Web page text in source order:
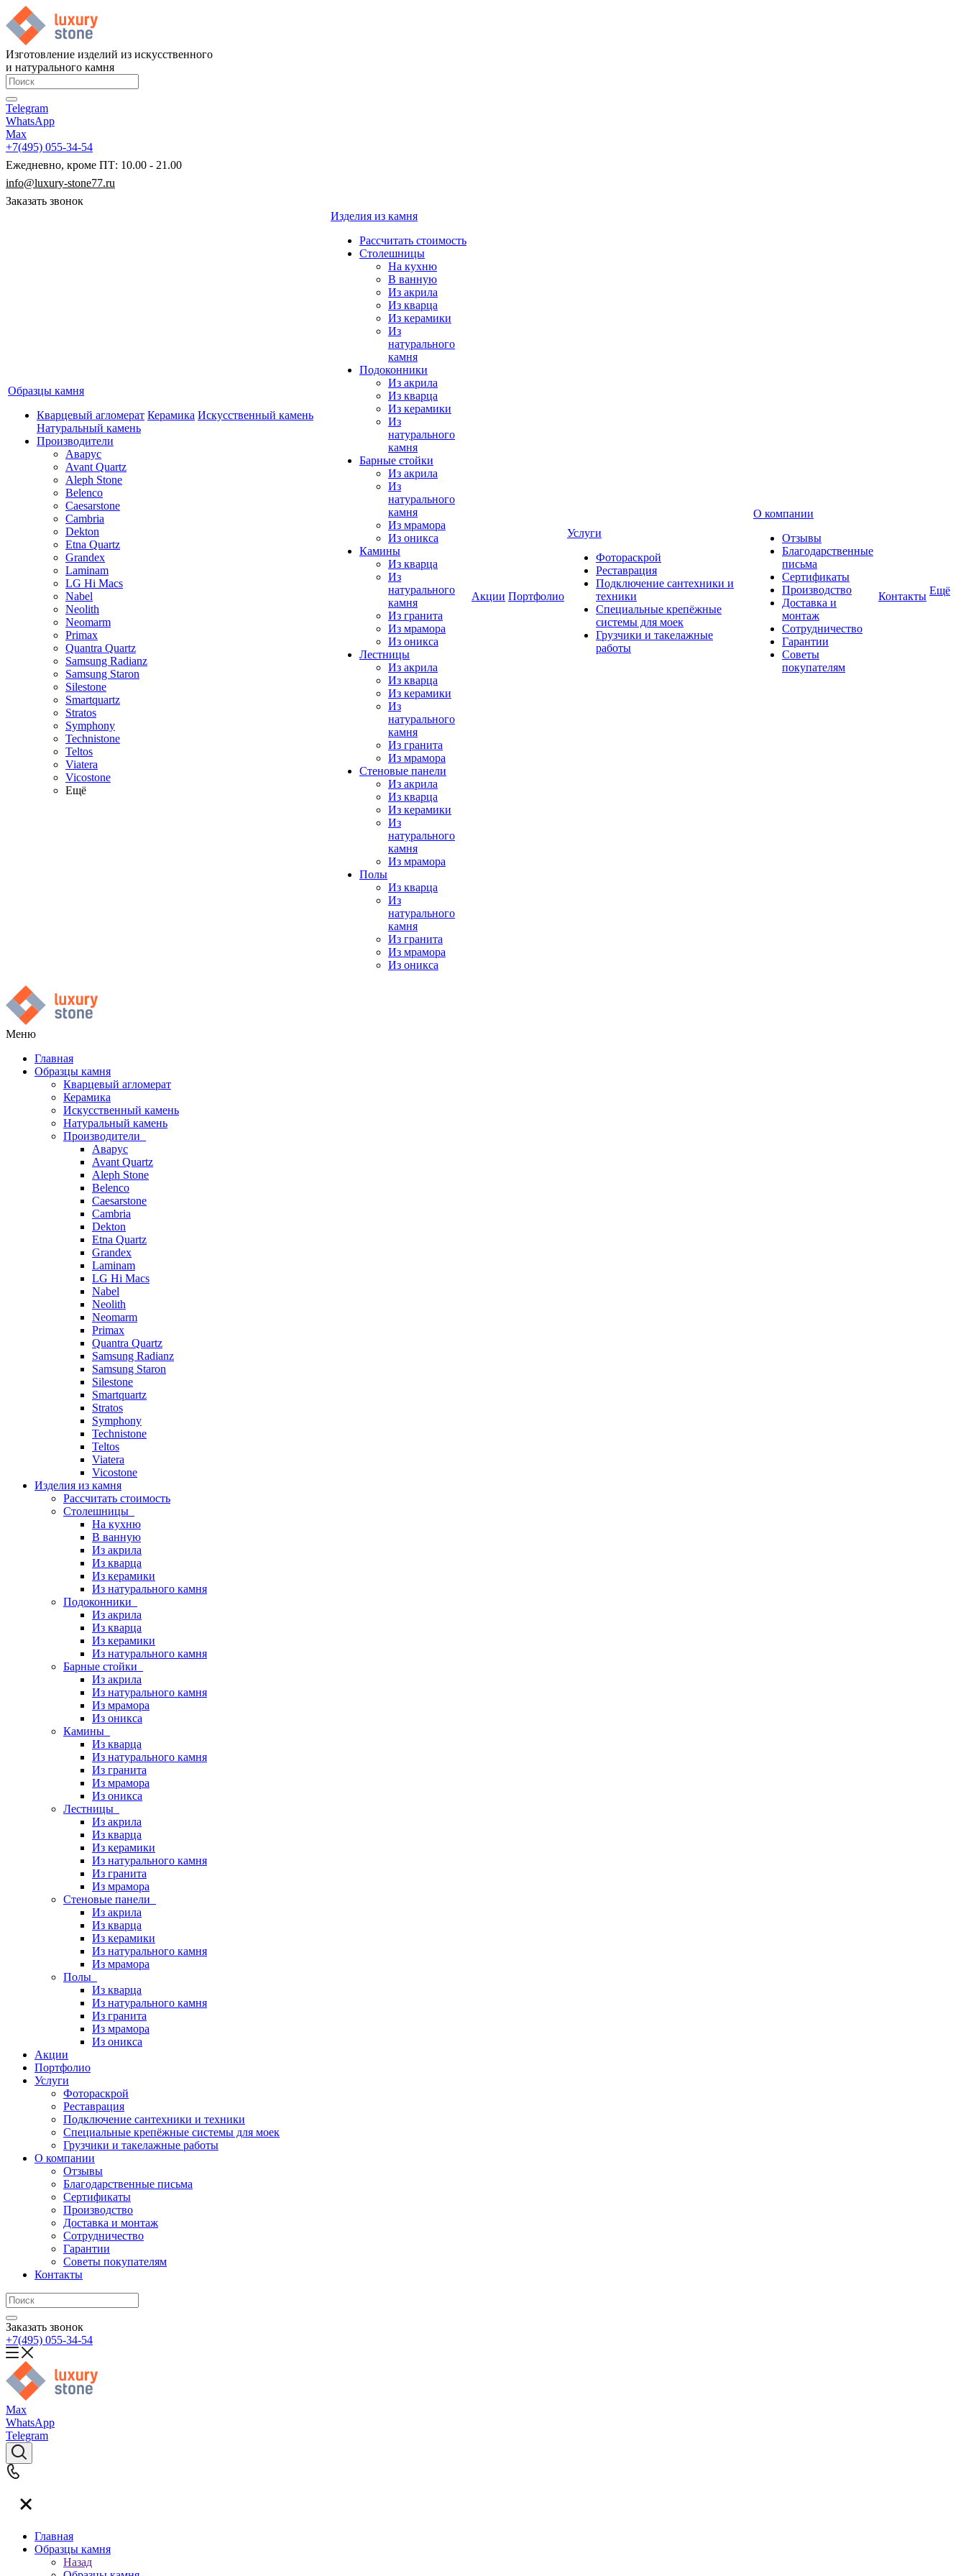
Изготовление изделий из искусственного
и натурального камня
Telegram
WhatsApp
Max
+7(495) 055-34-54
Ежедневно, кроме ПТ: 10.00 - 21.00
info@luxury-stone77.ru
Заказать звонок
Образцы камня
Кварцевый агломерат Керамика Искусственный камень
Натуральный камень
Производители
Аварус
Avant Quartz
Aleph Stone
Belenco
Caesarstone
Cambria
Dekton
Etna Quartz
Grandex
Laminam
LG Hi Macs
Nabel
Neolith
Neomarm
Primax
Quantra Quartz
Samsung Radianz
Samsung Staron
Silestone
Smartquartz
Stratos
Symphony
Technistone
Teltos
Viatera
Vicostone
Ещё
Изделия из камня
Рассчитать стоимость
Столешницы
На кухню
В ванную
Из акрила
Из кварца
Из керамики
Из
натурального
камня
Подоконники
Из акрила
Из кварца
Из керамики
Из
натурального
камня
Барные стойки
Из акрила
Из
натурального
камня
Из мрамора
Из оникса
Камины
Из кварца
Из
натурального
камня
Из гранита
Из мрамора
Из оникса
Лестницы
Из акрила
Из кварца
Из керамики
Из
натурального
камня
Из гранита
Из мрамора
Стеновые панели
Из акрила
Из кварца
Из керамики
Из
натурального
камня
Из мрамора
Полы
Из кварца
Из
натурального
камня
Из гранита
Из мрамора
Из оникса
Акции Портфолио
Услуги
Фотораскрой
Реставрация
Подключение сантехники и
техники
Специальные крепёжные
системы для моек
Грузчики и такелажные
работы
О компании
Отзывы
Благодарственные
письма
Сертификаты
Производство
Доставка и
монтаж
Сотрудничество
Гарантии
Советы
покупателям
Контакты Ещё
Меню
Главная
Образцы камня
Кварцевый агломерат
Керамика
Искусственный камень
Натуральный камень
Производители
Аварус
Avant Quartz
Aleph Stone
Belenco
Caesarstone
Cambria
Dekton
Etna Quartz
Grandex
Laminam
LG Hi Macs
Nabel
Neolith
Neomarm
Primax
Quantra Quartz
Samsung Radianz
Samsung Staron
Silestone
Smartquartz
Stratos
Symphony
Technistone
Teltos
Viatera
Vicostone
Изделия из камня
Рассчитать стоимость
Столешницы
На кухню
В ванную
Из акрила
Из кварца
Из керамики
Из натурального камня
Подоконники
Из акрила
Из кварца
Из керамики
Из натурального камня
Барные стойки
Из акрила
Из натурального камня
Из мрамора
Из оникса
Камины
Из кварца
Из натурального камня
Из гранита
Из мрамора
Из оникса
Лестницы
Из акрила
Из кварца
Из керамики
Из натурального камня
Из гранита
Из мрамора
Стеновые панели
Из акрила
Из кварца
Из керамики
Из натурального камня
Из мрамора
Полы
Из кварца
Из натурального камня
Из гранита
Из мрамора
Из оникса
Акции
Портфолио
Услуги
Фотораскрой
Реставрация
Подключение сантехники и техники
Специальные крепёжные системы для моек
Грузчики и такелажные работы
О компании
Отзывы
Благодарственные письма
Сертификаты
Производство
Доставка и монтаж
Сотрудничество
Гарантии
Советы покупателям
Контакты
Заказать звонок
+7(495) 055-34-54
Max
WhatsApp
Telegram
Главная
Образцы камня
Назад